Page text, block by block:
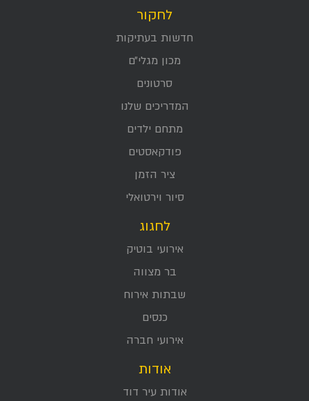
לחקור
חדשות בעתיקות
מכון מגלי״ם
סרטונים
המדריכים שלנו
מתחם ילדים
פודקאסטים
ציר הזמן
סיור וירטואלי
לחגוג
אירועי בוטיק
בר מצווה
שבתות אירוח
כנסים
אירועי חברה
אודות
אודות עיר דוד